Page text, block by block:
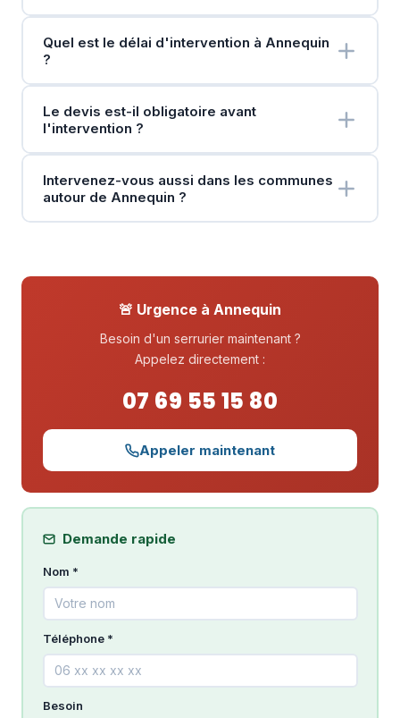
Quel est le délai d'intervention à Annequin
?
Le devis est-il obligatoire avant
l'intervention ?
Intervenez-vous aussi dans les communes
autour de Annequin ?
🚨 Urgence à Annequin
Besoin d'un serrurier maintenant ?
Appelez directement :
07 69 55 15 80
Appeler maintenant
Demande rapide
Nom *
Téléphone *
Besoin